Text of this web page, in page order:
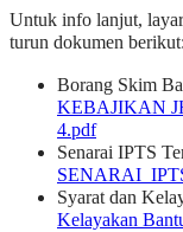
Untuk info lanjut,
turun dokumen berikut:
Borang Skim
KEBAJIKAN
4.pdf
Senarai IPTS
Syarat dan
Kelayakan